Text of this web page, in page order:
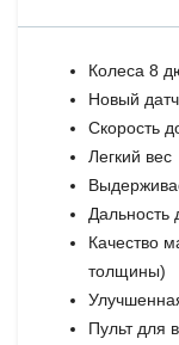
Колеса 8
Новый
Скорость
Легкий вес
Дальность
Качество
толщины)
Пульт для